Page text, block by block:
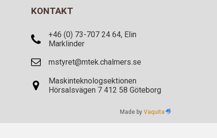
KONTAKT
+46 (0) 73-707 24 64, Elin
Marklinder
mstyret@mtek.chalmers.se
Maskinteknologsektionen
Hörsalsvägen 7 412 58 Göteborg
Made byVaquita